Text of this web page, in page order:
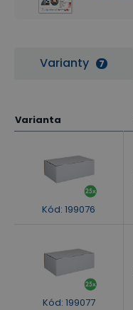
Varianty 7
Varianta
Kód: 199076
Kód: 199077